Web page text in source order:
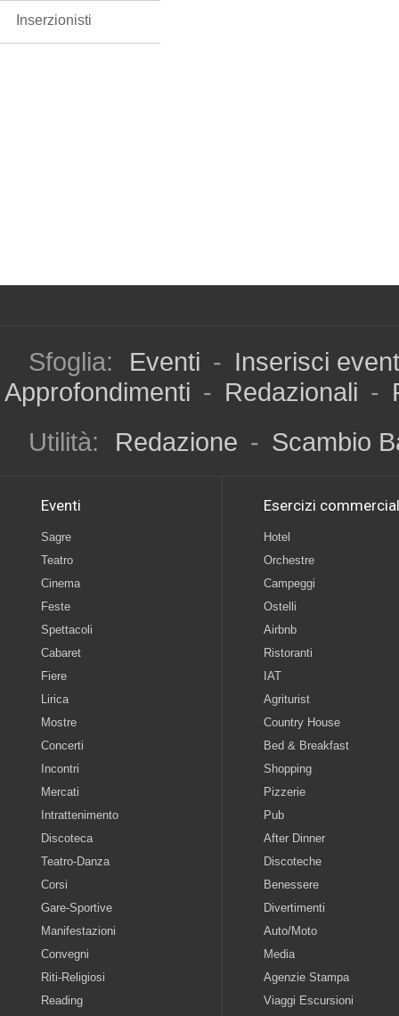
Inserzionisti
Sfoglia: Eventi - Inserisci
Approfondimenti - Redazionali -
Utilità:
Redazione - Scambio
Eventi
Sagre
Teatro
Cinema
Feste
Spettacoli
Cabaret
Fiere
Lirica
Mostre
Concerti
Incontri
Mercati
Intrattenimento
Discoteca
Teatro-Danza
Corsi
Gare-Sportive
Manifestazioni
Convegni
Riti-Religiosi
Reading
Esercizi
Hotel
Orchestre
Campeggi
Ostelli
Airbnb
Ristoranti
IAT
Agriturist
Country House
Bed & Breakfast
Shopping
Pizzerie
Pub
After Dinner
Discoteche
Benessere
Divertimenti
Auto/Moto
Media
Agenzie Stampa
Viaggi Escursioni